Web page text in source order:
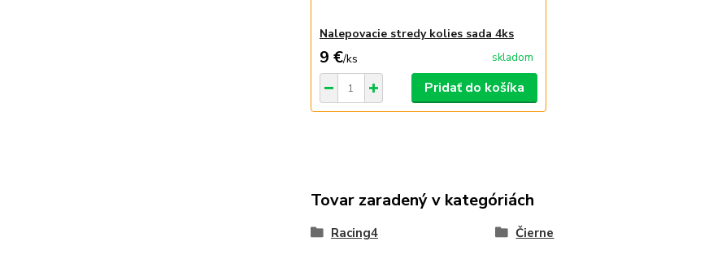
Nalepovacie stredy kolies sada 4ks
9 €/ks skladom
Pridať do košíka
Tovar zaradený v kategóriách
Racing4 Čierne